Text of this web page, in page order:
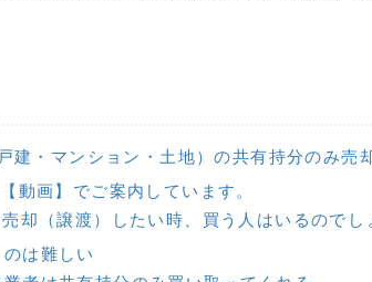
建・マンション・土地）の共有持分のみ売
動画】でご案内しています。
却（譲渡）したい時、買う人はいるのでし
は難しい